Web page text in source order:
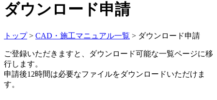
ダウンロード申請
トップ> CAD・施工マニュアル一覧 > ダウンロード申請
ご登録いただきますと、ダウンロード可能な一覧ページに移
行します。
申請後12時間は必要なファイルをダウンロードいただけま
す。